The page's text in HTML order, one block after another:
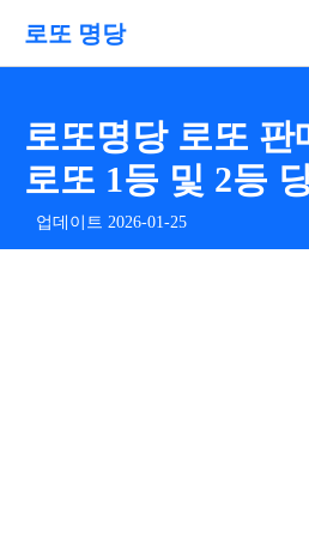
로또 명당
로또명당 로또 판
로또 1등 및 2등
업데이트 2026-01-25